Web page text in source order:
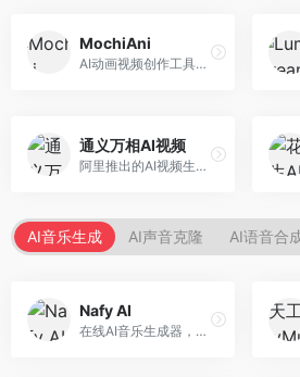
MochiAni
AI动画视频创作工具，专注于动画内容生成。面向动画创作者和二次元内容生产者，支持动画风格视频生成，动画效果流畅，适合动漫内容创作。
通义万相AI视频
阿里推出的AI视频生成服务，整合图像与视频创作能力。面向电商和营销从业者，支持商品视频生成、营销视频制作等服务，商业应用场景丰富。
AI音乐生成 AI声音克隆 AI语音合
Nafy AI
在线AI音乐生成器，专注于快速音乐创作。面向内容创作者，支持多种风格音乐生成，操作简便，生成速度快，适合快速配乐需求。